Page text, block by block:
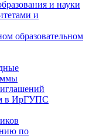
и науки
и
образовательном
в ИрГУПС
по